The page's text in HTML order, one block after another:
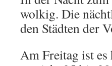
wolkig. Die
den Städten der
Am Freitag ist